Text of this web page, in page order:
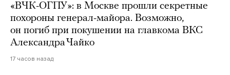
«ВЧК-ОГПУ»: в Москве прошли секретные
похороны генерал-майора. Возможно,
он погиб при покушении на главкома ВКС
Александра Чайко
17 часов назад